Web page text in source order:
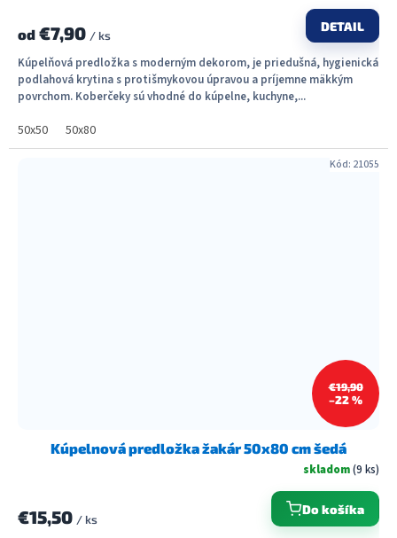
od €7,90 / ks
DETAIL
Kúpelňová predložka s moderným dekorom, je priedušná, hygienická
podlahová krytina s protišmykovou úpravou a príjemne mäkkým
povrchom. Koberčeky sú vhodné do kúpelne, kuchyne,...
50x50 50x80
€19,90
–22 %
Kúpelnová predložka žakár 50x80 cm šedá
skladom(9 ks)
€15,50 / ks
Do košíka
Kód: 21055